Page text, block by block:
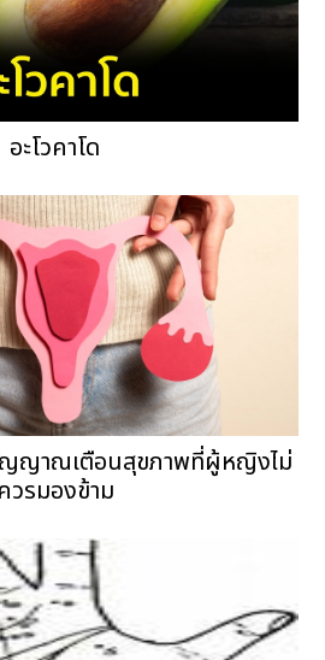
อะโวคาโด
ญญาณเตือนสุขภาพที่ผู้หญิงไม่
ควรมองข้าม